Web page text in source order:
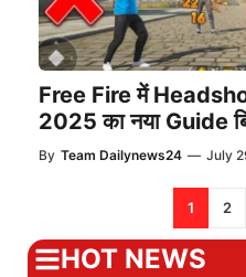
Free Fire में
2025 का नया Guide
By Team Dailynews24 — July
1 2
HOT NEWS